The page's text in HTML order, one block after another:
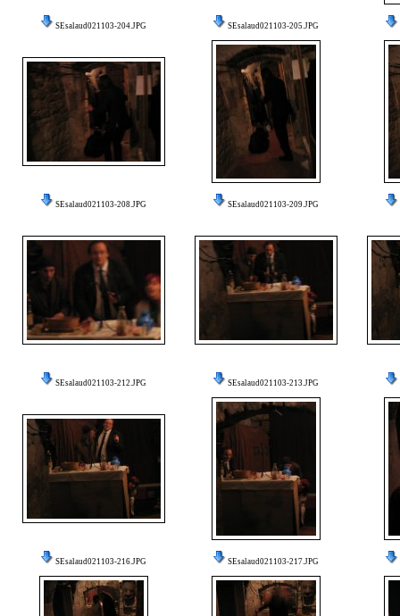
SEsalaud021103-204.JPG SEsalaud021103-205.JPG
SEsalaud021103-208.JPG SEsalaud021103-209.JPG
SEsalaud021103-212.JPG SEsalaud021103-213.JPG
SEsalaud021103-216.JPG SEsalaud021103-217.JPG